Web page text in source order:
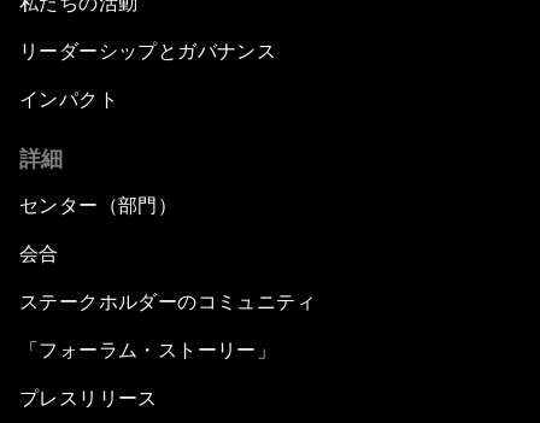
リーダーシップとガバナンス
インパクト
詳細
センター（部門）
会合
ステークホルダーのコミュニティ
「フォーラム・ストーリー」
プレスリリース